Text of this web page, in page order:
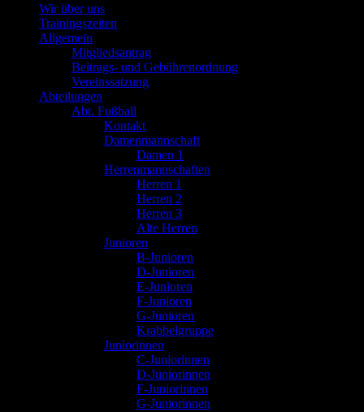
i. Odw.
Wir über uns
Trainingszeiten
Allgemein
Mitgliedsantrag
Beitrags- und Gebührenordnung
Vereinssatzung
Abteilungen
Abt. Fußball
Kontakt
Damenmannschaft
Damen 1
Herrenmannschaften
Herren 1
Herren 2
Herren 3
Alte Herren
Junioren
B-Junioren
D-Junioren
E-Junioren
F-Junioren
G-Junioren
Krabbelgruppe
Juniorinnen
C-Juniorinnen
D-Juniorinnen
F-Juniorinnen
G-Juniorinnen